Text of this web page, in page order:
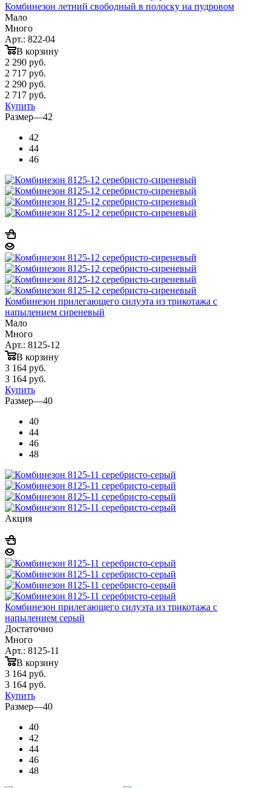
Комбинезон летний свободный в полоску на пудровом
Мало
Много
Арт.: 822-04
В корзину
2 290 руб.
2 717 руб.
2 290 руб.
2 717 руб.
Купить
Размер—42
42
44
46
Комбинезон прилегающего силуэта из трикотажа с
напылением сиреневый
Мало
Много
Арт.: 8125-12
В корзину
3 164 руб.
3 164 руб.
Купить
Размер—40
40
44
46
48
Акция
Комбинезон прилегающего силуэта из трикотажа с
напылением серый
Достаточно
Много
Арт.: 8125-11
В корзину
3 164 руб.
3 164 руб.
Купить
Размер—40
40
42
44
46
48